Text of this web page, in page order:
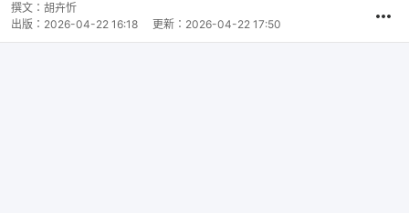
撰文： 胡卉忻
出版： 2026-04-22 16:18 更新： 2026-04-22 17:50